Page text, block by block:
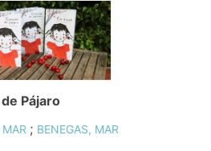
Pájaro
; BENEGAS, MAR